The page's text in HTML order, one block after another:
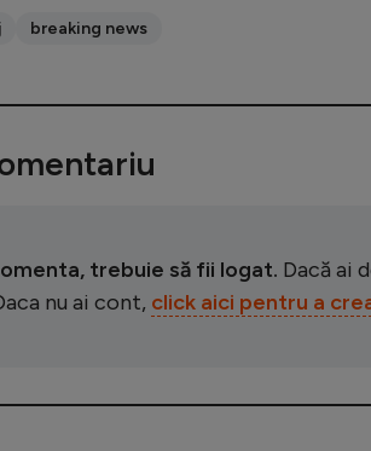
breaking news
trebuie să fii logat. Dacă ai
nu ai cont, click aici pentru a